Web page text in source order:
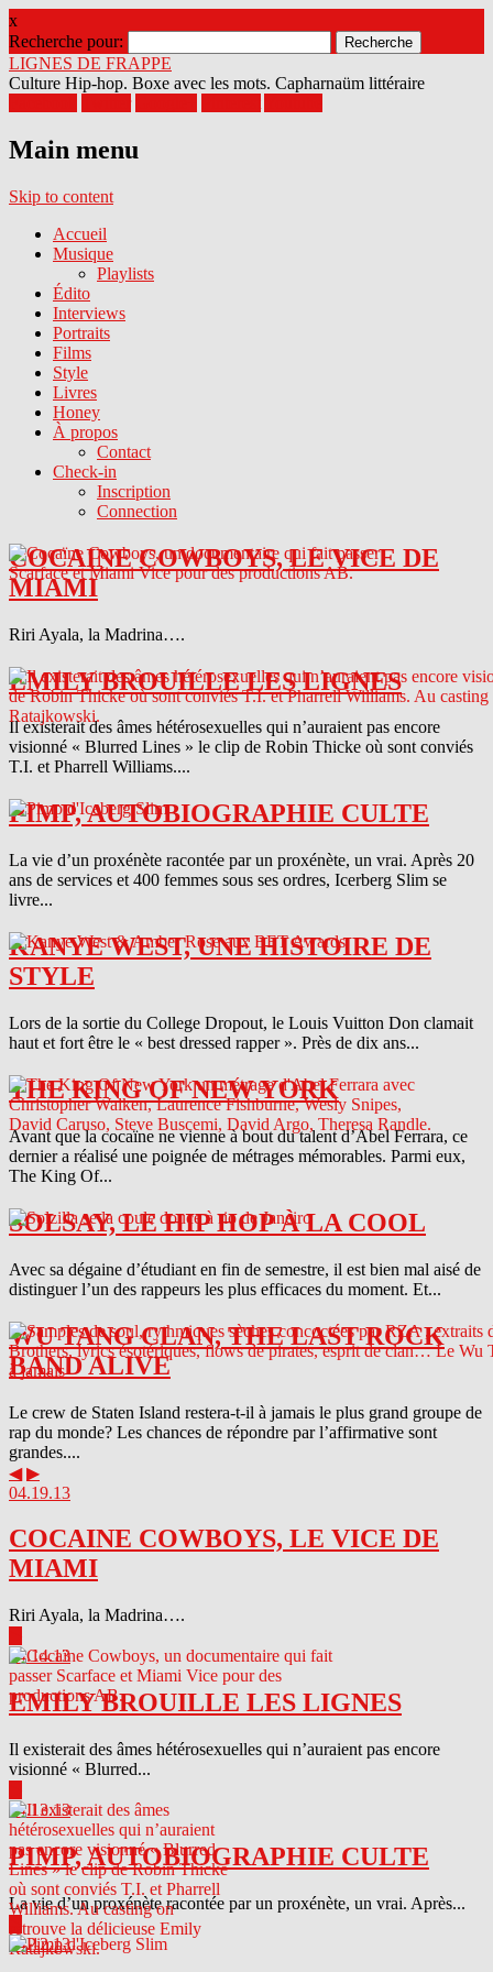
x
Recherche pour:
LIGNES DE FRAPPE
Culture Hip-hop. Boxe avec les mots. Capharnaüm littéraire
Main menu
Skip to content
Accueil
Musique
Playlists
Édito
Interviews
Portraits
Films
Style
Livres
Honey
À propos
Contact
Check-in
Inscription
Connection
COCAINE COWBOYS, LE VICE DE
MIAMI
Riri Ayala, la Madrina….
EMILY BROUILLE LES LIGNES
Il existerait des âmes hétérosexuelles qui n’auraient pas encore
visionné « Blurred Lines » le clip de Robin Thicke où sont conviés
T.I. et Pharrell Williams....
PIMP, AUTOBIOGRAPHIE CULTE
La vie d’un proxénète racontée par un proxénète, un vrai. Après 20
ans de services et 400 femmes sous ses ordres, Icerberg Slim se
livre...
KANYE WEST, UNE HISTOIRE DE
STYLE
Lors de la sortie du College Dropout, le Louis Vuitton Don clamait
haut et fort être le « best dressed rapper ». Près de dix ans...
THE KING OF NEW YORK
Avant que la cocaïne ne vienne à bout du talent d’Abel Ferrara, ce
dernier a réalisé une poignée de métrages mémorables. Parmi eux,
The King Of...
SOLSAY, LE HIP HOP À LA COOL
Avec sa dégaine d’étudiant en fin de semestre, il est bien mal aisé de
distinguer l’un des rappeurs les plus efficaces du moment. Et...
WU TANG CLAN, THE LAST ROCK
BAND ALIVE
Le crew de Staten Island restera-t-il à jamais le plus grand groupe de
rap du monde? Les chances de répondre par l’affirmative sont
grandes....
◀ ▶
04.19.13
COCAINE COWBOYS, LE VICE DE
MIAMI
Riri Ayala, la Madrina….
04.14.13
EMILY BROUILLE LES LIGNES
Il existerait des âmes hétérosexuelles qui n’auraient pas encore
visionné « Blurred...
04.13.13
PIMP, AUTOBIOGRAPHIE CULTE
La vie d’un proxénète racontée par un proxénète, un vrai. Après...
04.12.13